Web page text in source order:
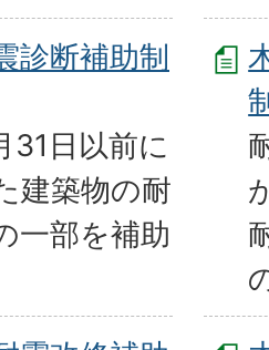
診断補助制
31日以前に
建築物の耐
一部を補助